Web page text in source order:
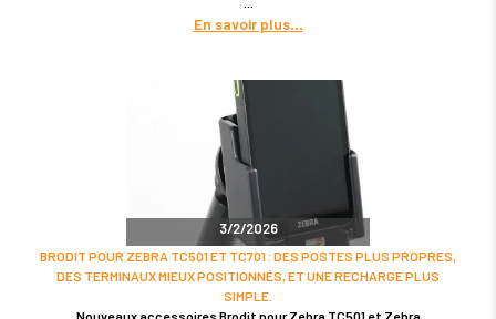
En savoir plus
3/2/2026
BRODIT POUR ZEBRA TC501 ET TC701 : DES POSTES PLUS PROPRES,
DES TERMINAUX MIEUX POSITIONNÉS, ET UNE RECHARGE PLUS
SIMPLE.
Nouveaux accessoires Brodit pour Zebra TC501 et Zebra